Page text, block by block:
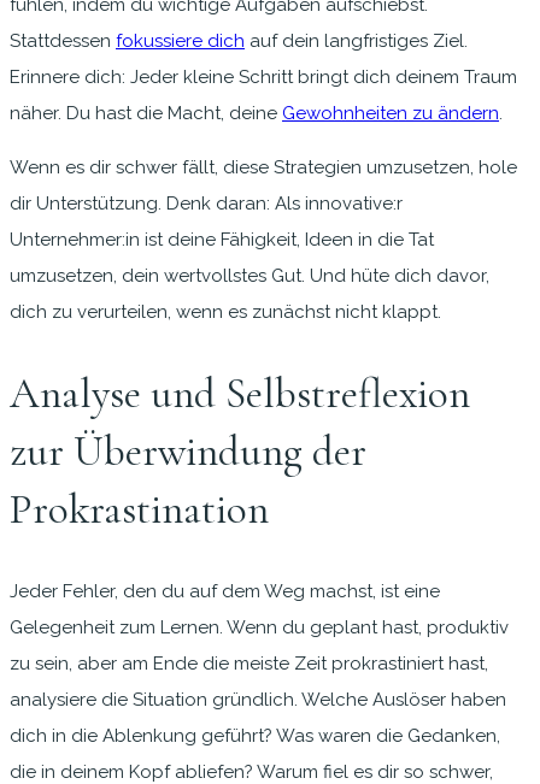
fühlen, indem du wichtige Aufgaben aufschiebst.
Stattdessen fokussiere dich auf dein langfristiges Ziel.
Erinnere dich: Jeder kleine Schritt bringt dich deinem Traum
näher. Du hast die Macht, deine Gewohnheiten zu ändern.
Wenn es dir schwer fällt, diese Strategien umzusetzen, hole
dir Unterstützung. Denk daran: Als innovative:r
Unternehmer:in ist deine Fähigkeit, Ideen in die Tat
umzusetzen, dein wertvollstes Gut. Und hüte dich davor,
dich zu verurteilen, wenn es zunächst nicht klappt.
Analyse und Selbstreflexion
zur Überwindung der
Prokrastination
Jeder Fehler, den du auf dem Weg machst, ist eine
Gelegenheit zum Lernen. Wenn du geplant hast, produktiv
zu sein, aber am Ende die meiste Zeit prokrastiniert hast,
analysiere die Situation gründlich. Welche Auslöser haben
dich in die Ablenkung geführt? Was waren die Gedanken,
die in deinem Kopf abliefen? Warum fiel es dir so schwer,